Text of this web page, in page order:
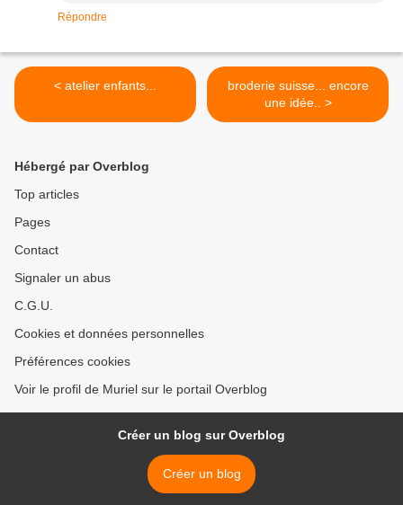
Répondre
< atelier enfants...
broderie suisse... encore
une idée.. >
Hébergé par Overblog
Top articles
Pages
Contact
Signaler un abus
C.G.U.
Cookies et données personnelles
Préférences cookies
Voir le profil de Muriel sur le portail Overblog
Créer un blog sur Overblog
Créer un blog